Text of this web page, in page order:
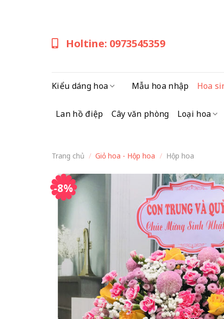
Holtine: 0973545359
Kiểu dáng hoa Mẫu hoa nhập Hoa
Lan hồ điệp Cây văn phòng Loại hoa
Trang chủ / Giỏ hoa - Hộp hoa / Hộp hoa
-8%